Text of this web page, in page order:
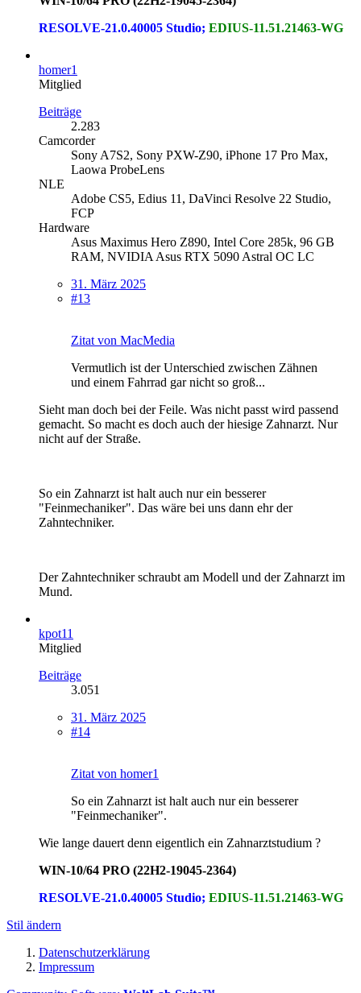
RESOLVE-21.0.40005 Studio; EDIUS-11.51.21463-WG
homer1
Mitglied
Beiträge
2.283
Camcorder
Sony A7S2, Sony PXW-Z90, iPhone 17 Pro Max,
Laowa ProbeLens
NLE
Adobe CS5, Edius 11, DaVinci Resolve 22 Studio,
FCP
Hardware
Asus Maximus Hero Z890, Intel Core 285k, 96 GB
RAM, NVIDIA Asus RTX 5090 Astral OC LC
31. März 2025
#13
Zitat von MacMedia
Vermutlich ist der Unterschied zwischen Zähnen
und einem Fahrrad gar nicht so groß...
Sieht man doch bei der Feile. Was nicht passt wird passend
gemacht. So macht es doch auch der hiesige Zahnarzt. Nur
nicht auf der Straße.
So ein Zahnarzt ist halt auch nur ein besserer
"Feinmechaniker". Das wäre bei uns dann ehr der
Zahntechniker.
Der Zahntechniker schraubt am Modell und der Zahnarzt im
Mund.
kpot11
Mitglied
Beiträge
3.051
31. März 2025
#14
Zitat von homer1
So ein Zahnarzt ist halt auch nur ein besserer
"Feinmechaniker".
Wie lange dauert denn eigentlich ein Zahnarztstudium ?
WIN-10/64 PRO (22H2-19045-2364)
RESOLVE-21.0.40005 Studio; EDIUS-11.51.21463-WG
Stil ändern
Datenschutzerklärung
Impressum